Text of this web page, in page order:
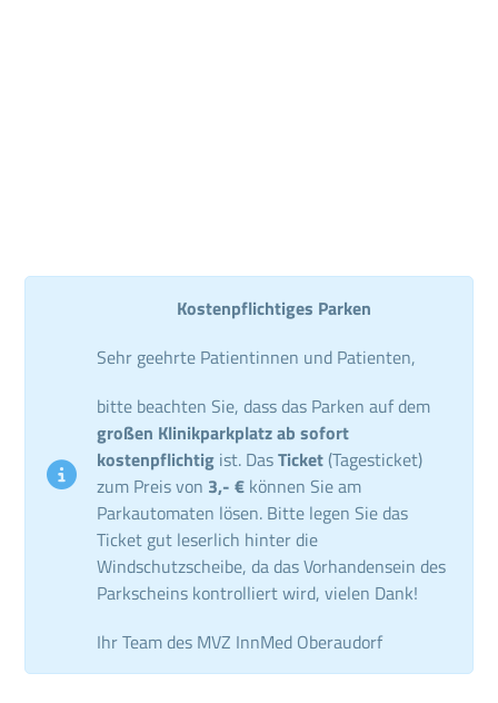
Kostenpflichtiges Parken
Sehr geehrte Patientinnen und Patienten,
bitte beachten Sie, dass das Parken auf dem
großen Klinikparkplatz ab sofort
kostenpflichtig ist. DasTicket (Tagesticket)
zum Preis von 3,- € können Sie am
Parkautomaten lösen. Bitte legen Sie das
Ticket gut leserlich hinter die
Windschutzscheibe, da das Vorhandensein des
Parkscheins kontrolliert wird, vielen Dank!
Ihr Team des MVZ InnMed Oberaudorf